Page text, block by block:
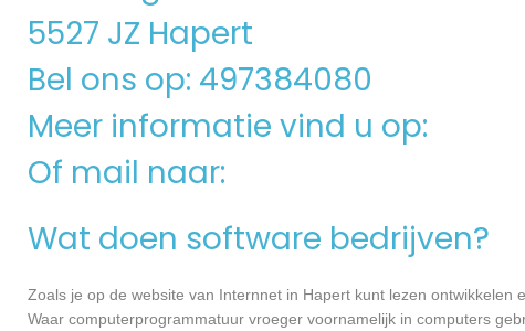
5527 JZ Hapert
Bel ons op: 497384080
Meer informatie vind u op:
Of mail naar:
Wat doen software bedrijven?
Zoals je op de website van Internnet in Hapert kunt lezen
Waar computerprogrammatuur vroeger voornamelijk in computers